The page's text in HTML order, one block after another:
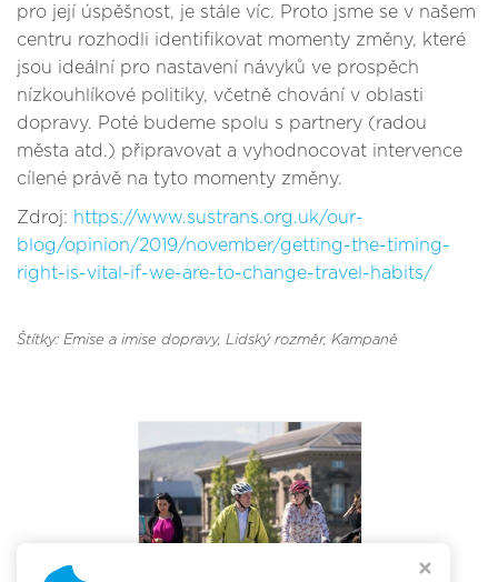
pro její úspěšnost, je stále víc. Proto jsme se v našem
centru rozhodli identifikovat momenty změny, které
jsou ideální pro nastavení návyků ve prospěch
nízkouhlíkové politiky, včetně chování v oblasti
dopravy. Poté budeme spolu s partnery (radou
města atd.) připravovat a vyhodnocovat intervence
cílené právě na tyto momenty změny.
Zdroj: https://www.sustrans.org.uk/our-
blog/opinion/2019/november/getting-the-timing-
right-is-vital-if-we-are-to-change-travel-habits/
Štítky: Emise a imise dopravy, Lidský rozměr, Kampaně